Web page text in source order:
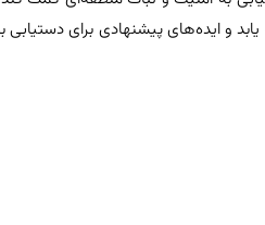
و ایده‌های پیشنهادی برای دستیابی